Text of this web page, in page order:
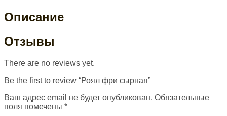
Описание
Отзывы
There are no reviews yet.
Be the first to review “Роял фри сырная”
Ваш адрес email не будет опубликован. Обязательные
поля помечены *